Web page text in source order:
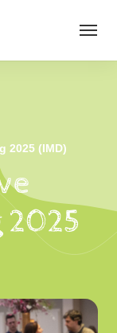
2025 (IMD)
2025